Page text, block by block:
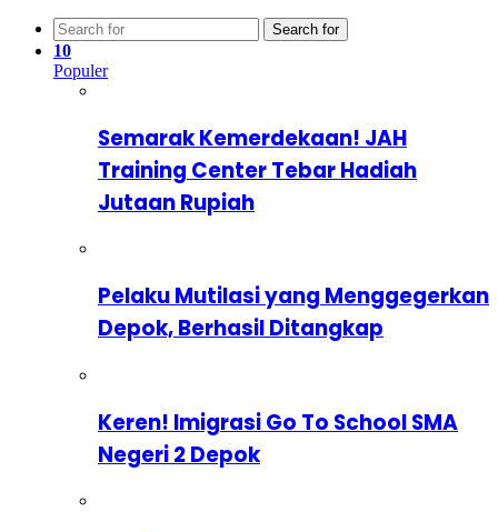
Search for
10
Populer
Semarak Kemerdekaan! JAH
Training Center Tebar Hadiah
Jutaan Rupiah
Pelaku Mutilasi yang Menggegerkan
Depok, Berhasil Ditangkap
Keren! Imigrasi Go To School SMA
Negeri 2 Depok